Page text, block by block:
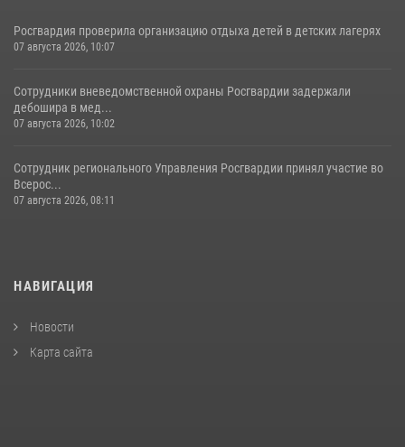
Росгвардия проверила организацию отдыха детей в детских лагерях
07 августа 2026, 10:07
Сотрудники вневедомственной охраны Росгвардии задержали
дебошира в мед...
07 августа 2026, 10:02
Сотрудник регионального Управления Росгвардии принял участие во
Всерос...
07 августа 2026, 08:11
НАВИГАЦИЯ
Новости
Карта сайта